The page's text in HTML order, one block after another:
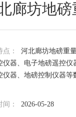
廊坊地
点： 河北廊坊地磅重
仪器、电子地磅遥控
仪器、地磅控制仪器
间： 2026-05-28